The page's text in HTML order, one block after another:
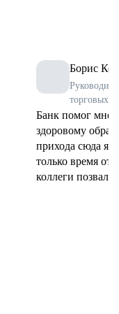
Борис
торговых
Банк помог мне
здоровому
прихода сюда я
только время от
коллеги позвали